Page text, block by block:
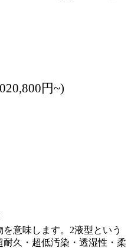
円~)
意味します。2液型という
久・超低汚染・透湿性・柔